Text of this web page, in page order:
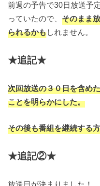
前週の予告で30日放送予
っていたので、そのまま
られるかもしれません。
★追記★
次回放送の３０日を含め
ことを明らかにした。
その後も番組を継続する
★追記②★
放送日が決まりました！